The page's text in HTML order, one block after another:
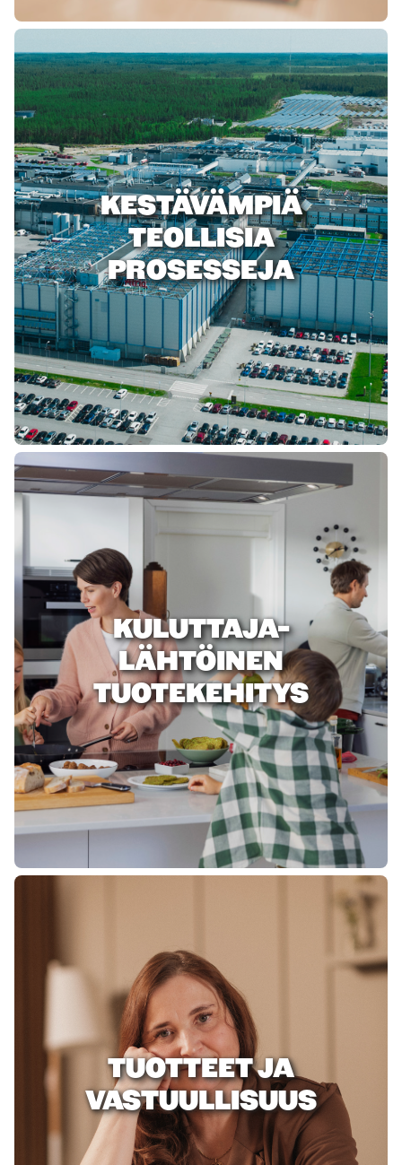
KESTÄVÄMPIÄ
TEOLLISIA
PROSESSEJA
KULUTTAJA-
LÄHTÖINEN
TUOTEKEHITYS
TUOTTEET JA
VASTUULLISUUS